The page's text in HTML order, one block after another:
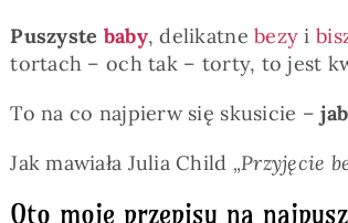
Puszyste baby, delikatnebezy i
tortach – och tak – torty, to jest
To na co najpierw się skusicie –
Jak mawiała Julia Child „Przyjęcie
Oto moje przepisy na